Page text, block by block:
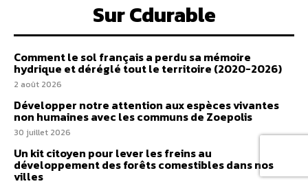
Sur Cdurable
Comment le sol français a perdu sa mémoire
hydrique et déréglé tout le territoire (2020-2026)
2 août 2026
Développer notre attention aux espèces vivantes
non humaines avec les communs de Zoepolis
30 juillet 2026
Un kit citoyen pour lever les freins au
développement des forêts comestibles dans nos
villes